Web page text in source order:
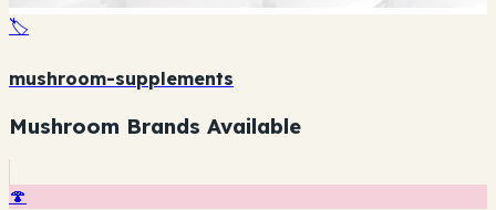
🏷️
mushroom-supplements
Mushroom Brands Available
🍄